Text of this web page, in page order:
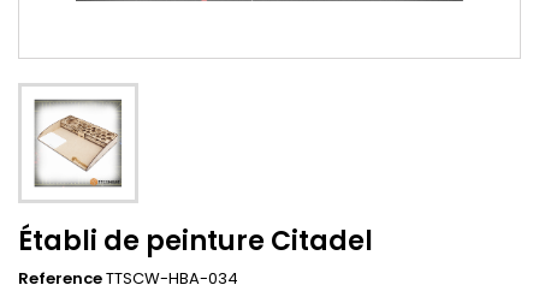
Établi de peinture Citadel
ReferenceTTSCW-HBA-034